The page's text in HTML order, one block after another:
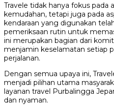
Travele tidak hanya fokus pada
kemudahan, tetapi juga pada
kendaraan yang digunakan
pemeriksaan rutin untuk
ini merupakan bagian dari
menjamin keselamatan setiap
perjalanan.
Dengan semua upaya ini,
menjadi pilihan utama
layanan travel Purbalingga
dan nyaman.